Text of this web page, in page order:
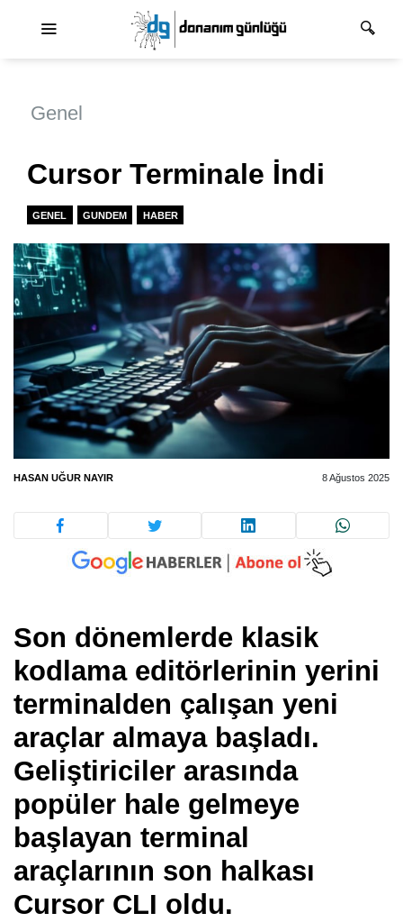
Genel
Cursor Terminale İndi
GENEL GUNDEM HABER
HASAN UĞUR NAYIR 8 Ağustos 2025
Son dönemlerde klasik
kodlama editörlerinin yerini
terminalden çalışan yeni
araçlar almaya başladı.
Geliştiriciler arasında
popüler hale gelmeye
başlayan terminal
araçlarının son halkası
Cursor CLI oldu.